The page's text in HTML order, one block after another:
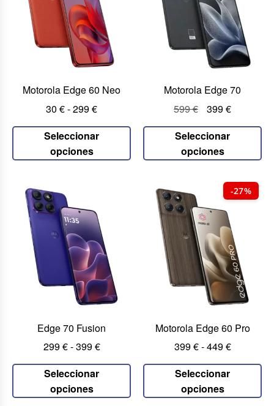
Motorola Edge 60 Neo
30 €-299€
Seleccionar
opciones
Motorola Edge 70
599€ 399€
Seleccionar
opciones
Edge 70 Fusion
299€-399€
Seleccionar
opciones
-27%
Motorola Edge 60 Pro
399€-449€
Seleccionar
opciones